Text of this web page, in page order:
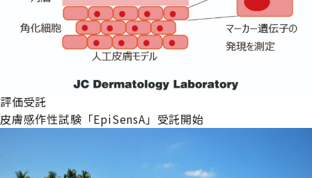
評価受託
皮膚感作性試験「EpiSensA」受託開始